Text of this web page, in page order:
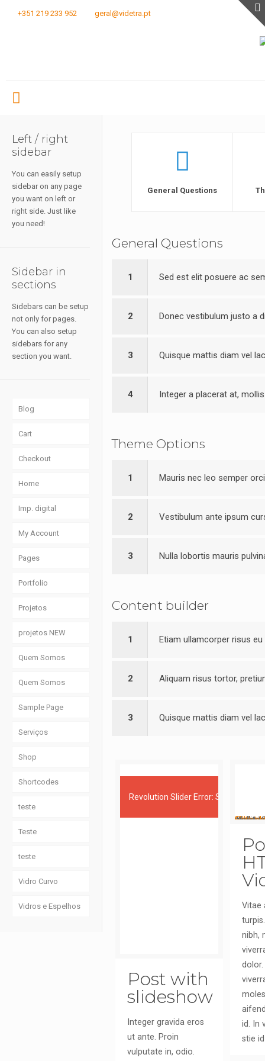
+351 219 233 952 geral@videtra.pt
General Questions
General Questions
1 Sed est elit posuere ac
2 Donec vestibulum justo a
3 Quisque mattis diam vel
4 Integer a placerat at,
Theme Options
1 Mauris nec leo semper
2 Vestibulum ante ipsum
3 Nulla lobortis mauris
Content builder
1 Etiam ullamcorper risus
2 Aliquam risus tortor,
3 Quisque mattis diam vel
Revolution Slider Error: Slider with
Post with
slideshow
Integer gravida eros
ut ante. Proin
vulputate in, odio.
play
play
pause
stop
mute
unmute
max
full
restore
repeat
repeat
jPlayer
Update
To play the media you will need to either update your browser to a recent version or update your
Flash
Vitae
nibh,
dolor.
id. In
stie
Left / right
sidebar
You can easily setup
sidebar on any page
you want on left or
right side. Just like
you need!
Sidebar in
sections
Sidebars can be setup
not only for pages.
You can also setup
sidebars for any
section you want.
Blog
Cart
Checkout
Home
Imp. digital
My Account
Pages
Portfolio
Projetos
projetos NEW
Quem Somos
Quem Somos
Sample Page
Serviços
Shop
Shortcodes
teste
Teste
teste
Vidro Curvo
Vidros e Espelhos